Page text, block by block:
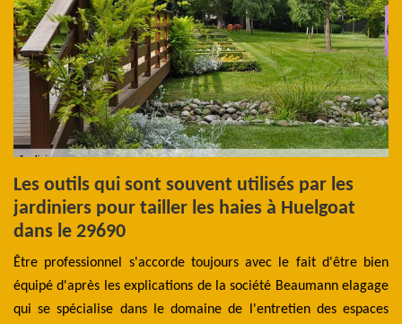
Les outils qui sont souvent utilisés par les
jardiniers pour tailler les haies à Huelgoat
dans le 29690
Être professionnel s'accorde toujours avec le fait d'être bien
équipé d'après les explications de la société Beaumann elagage
qui se spécialise dans le domaine de l'entretien des espaces